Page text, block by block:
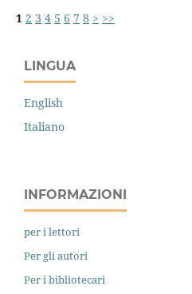
1 2 3 4 5 6 7 8 > >>
LINGUA
English
Italiano
INFORMAZIONI
per i lettori
Per gli autori
Per i bibliotecari